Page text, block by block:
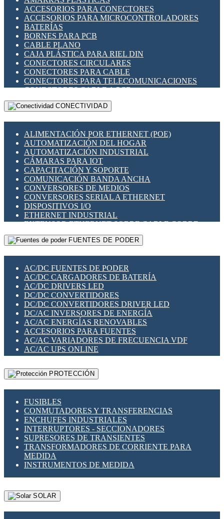
INDICADORES PARA PANEL
INTERFACES DE RELÉ
INTERRUPTORES FIN DE CARRERA
LLAVES CONMUTADORAS
MEDIDORES DE ENERGÍA Y TC'S DE CORRIENTE
MOTORES PASO A PASO
PANTALLAS HMI
PLC -CONTROLADORES LÓGICO PROGRAMABLES
PROGRAMADORES DE HORARIO
RELÉS DE PROTECCIÓN
SENSORES CAPACITIVOS
SENSORES INDUCTIVOS
TEMPORIZADORES
VARIACS
VARIADORES DE FRECUENCIA [VDF]
SECCIONADORES - INTERRUPTORES
MAQUINARIA
ACCESORIOS PARA CONECTORES
ACCESORIOS PARA MICROCONTROLADORES
BATERÍAS
BORNES PARA PCB
CABLE PLANO
CAJA PLÁSTICA PARA RIEL DIN
CONECTORES CIRCULARES
CONECTORES PARA CABLE
CONECTORES PARA TELECOMUNICACIONES
CONECTORES CABLE A PCB
CONECTORES PCB A CABLE
DIP SWITCHES
HERRAMIENTAS VARIAS
ILUMINACIÓN LED
INTERRUPTORES REED
INTERFACES DE RELÉ
OTROS RELÉS
PROTECCIÓN TÉRMICA
RELÉS AUTOMOTRICES
RELÉS DE SEÑAL
RELÉS DE ESTADO SÓLIDO SSR
RELÉS INDUSTRIALES
RELÉS MINIATURA DE POTENCIA
SENSORES MAGNÉTICOS
SWITCH Y MICROSWITCH
TARJETAS PI
UNIÓN Y DERIVACIÓN DE CABLE
CONECTIVIDAD
ALIMENTACIÓN POR ETHERNET (POE)
AUTOMATIZACIÓN DEL HOGAR
AUTOMATIZACIÓN INDUSTRIAL
CÁMARAS PARA IOT
CAPACITACIÓN Y SOPORTE
COMUNICACIÓN BANDA ANCHA
CONVERSORES DE MEDIOS
CONVERSORES SERIAL A ETHERNET
DISPOSITIVOS I/O
ETHERNET INDUSTRIAL
EXTENSOR ETHERNET SOBRE CABLE COBRE
GATEWAY LORAWAN
GESTIÓN DE REDES
PLACAS MODULARES IOT
SWITCHES Y REDES WIFI
SOLUCIONES IOT
SOLUCIONES LORAWAN
SOLUCIONES RED CELULAR
SEGURIDAD PARA REDES
SWITCHES LAN
TELEFONÍA IP (VOIP)
VIGILANCIA IP (CCTV)
MESHTASTIC
FUENTES DE PODER
AC/DC FUENTES DE PODER
AC/DC CARGADORES DE BATERÍA
AC/DC DRIVERS LED
DC/DC CONVERTIDORES
DC/DC CONVERTIDORES DRIVER LED
DC/AC INVERSORES DE ENERGÍA
AC/AC ENERGÍAS RENOVABLES
ACCESORIOS PARA FUENTES
AC/AC VARIADORES DE FRECUENCIA VDF
AC/AC UPS ONLINE
PROTECCIÓN
FUSIBLES
CONMUTADORES Y TRANSFERENCIAS
ENCHUFES INDUSTRIALES
INTERRUPTORES - SECCIONADORES
SUPRESORES DE TRANSIENTES
TRANSFORMADORES DE CORRIENTE PARA
MEDIDA
INSTRUMENTOS DE MEDIDA
SOLAR